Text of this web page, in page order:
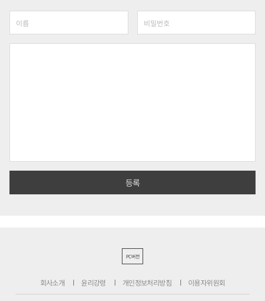
PC버전
회사소개 윤리강령 개인정보처리방침 이용자위원회